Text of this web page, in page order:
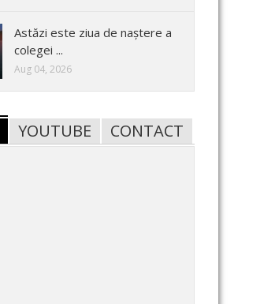
Astăzi este ziua de naștere a
colegei ...
Aug 04, 2026
YOUTUBE CONTACT